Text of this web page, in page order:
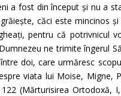
a fost din început și nu a
căci este mincinos
pentru că potrivnicul
ne trimite îngerul
doi, care urmăresc
viata lui Moise, Migne,
(Mărturisirea Ortodoxă,